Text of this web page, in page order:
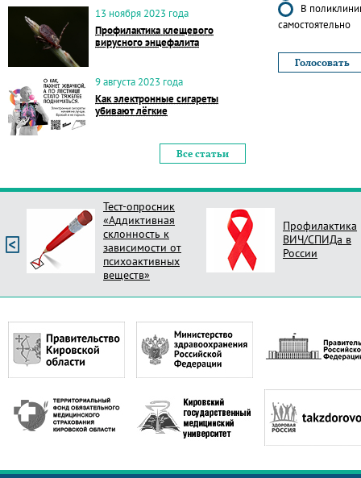
13 ноября 2023 года
Профилактика клещевого
вирусного энцефалита
9 августа 2023 года
Как электронные сигареты
убивают лёгкие
Все статьи
В
самостоятельно
Тест-опросник
«Аддиктивная
склонность к
зависимости от
психоактивных
веществ»
Профилактика
ВИЧ/СПИДа в
России